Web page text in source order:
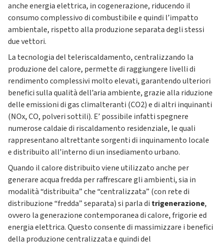
anche energia elettrica, in cogenerazione, riducendo il
consumo complessivo di combustibile e quindi l’impatto
ambientale, rispetto alla produzione separata degli stessi
due vettori.
La tecnologia del teleriscaldamento, centralizzando la
produzione del calore, permette di raggiungere livelli di
rendimento complessivi molto elevati, garantendo ulteriori
benefici sulla qualità dell’aria ambiente, grazie alla riduzione
delle emissioni di gas climalteranti (CO2) e di altri inquinanti
(NOx, CO, polveri sottili). E’ possibile infatti spegnere
numerose caldaie di riscaldamento residenziale, le quali
rappresentano altrettante sorgenti di inquinamento locale
e distribuito all’interno di un insediamento urbano.
Quando il calore distribuito viene utilizzato anche per
generare acqua fredda per raffrescare gli ambienti, sia in
modalità “distribuita” che “centralizzata” (con rete di
distribuzione “fredda” separata) si parla di trigenerazione,
ovvero la generazione contemporanea di calore, frigorie ed
energia elettrica. Questo consente di massimizzare i benefici
della produzione centralizzata e quindi del